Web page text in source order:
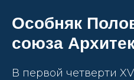
Особняк
союза
В первой четверти